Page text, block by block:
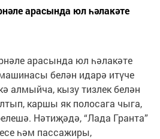
арасында юл һәлакәте
арасында юл һәлакәте
белән идарә итүче
алмыйча, кызу тизлек белән
каршы як полосага чыга,
Нәтиҗәдә, “Лада Гранта”
һәм пассажиры,